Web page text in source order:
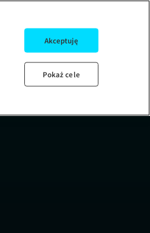
Akceptuję
Pokaż cele